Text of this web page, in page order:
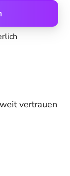
vertrauen